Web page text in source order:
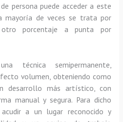
persona puede acceder a este
mayoría de veces se trata por
porcentaje a punta por
técnica semipermanente,
volumen, obteniendo como
desarrollo más artístico, con
manual y segura. Para dicho
acudir a un lugar reconocido y